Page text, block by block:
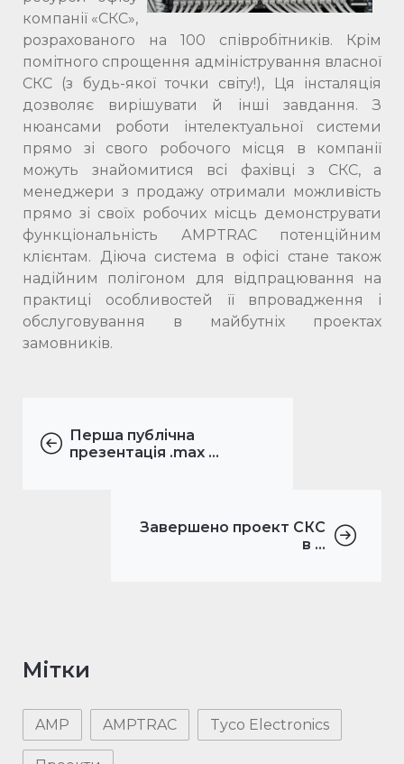
компанії «СКС»,
розрахованого на 100 співробітників. Крім
помітного спрощення адміністрування власної
СКС (з будь-якої точки світу!), Ця інсталяція
дозволяє вирішувати й інші завдання. З
нюансами роботи інтелектуальної системи
прямо зі свого робочого місця в компанії
можуть знайомитися всі фахівці з СКС, а
менеджери з продажу отримали можливість
прямо зі своїх робочих місць демонструвати
функціональність АМРTRAC потенційним
клієнтам. Діюча система в офісі стане також
надійним полігоном для відпрацювання на
практиці особливостей її впровадження і
обслуговування в майбутніх проектах
замовників.
Перша публічна
презентація .max ...
Завершено проект СКС
в ...
Мітки
AMP AMPTRAC Tyco Electronics